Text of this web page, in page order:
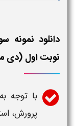
دانلود نمونه
نوبت اول (دی
با توجه
پرورش،